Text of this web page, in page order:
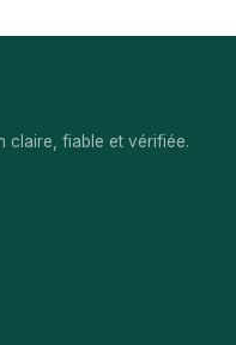
claire, fiable et vérifiée.